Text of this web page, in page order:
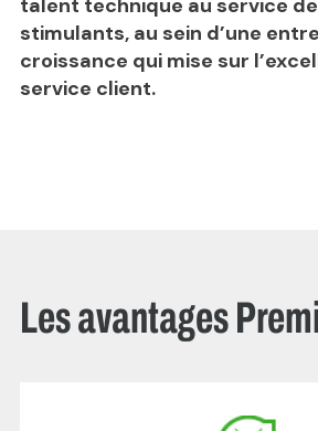
stimulants, au sein d’une
croissance qui mise sur
service client.
Les avantages